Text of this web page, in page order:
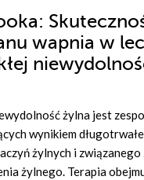
:
wapnia w
żylna jest
wynikiem
żylnych i związanego
żylnego. Terapia